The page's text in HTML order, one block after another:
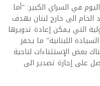
في السراي الكبير: “أما
الخام الى خارج لبنان بهدف
التي يمكن إعادة تدويرها
اللبنانية” ما يحفز
بعض الإستثناءات لناحية
على إجازة تصدير الى